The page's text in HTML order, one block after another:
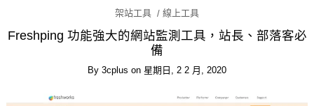
架站工具 線上工具
Freshping 功能強大的網站監測工具，站長、部落客必
備
By 3cplus on 星期日, 2 2 月, 2020